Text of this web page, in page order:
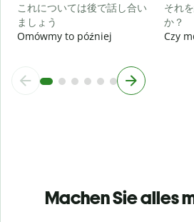
これについては後で話し合い
ましょう
Omówmy to później
それ
か？
Czy
Machen Sie alles